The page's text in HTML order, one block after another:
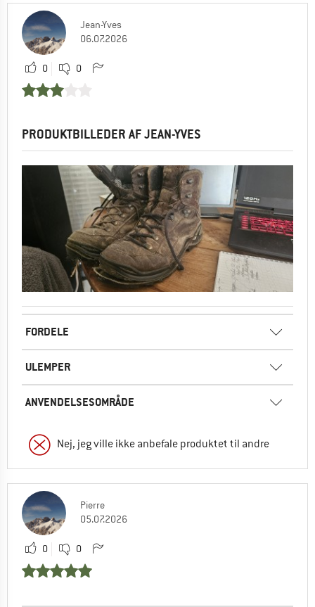
Jean-Yves
06.07.2026
0 0
PRODUKTBILLEDER AF JEAN-YVES
FORDELE
ULEMPER
ANVENDELSESOMRÅDE
Nej, jeg ville ikke anbefale produktet til andre
Pierre
05.07.2026
0 0